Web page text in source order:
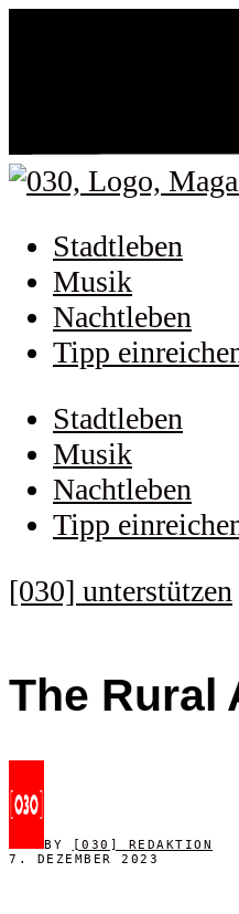
Stadtleben
Musik
Nachtleben
Tipp
Stadtleben
Musik
Nachtleben
Tipp
[030] unterstützen
The Rural
BY
[030] REDAKTION
7. DEZEMBER 2023